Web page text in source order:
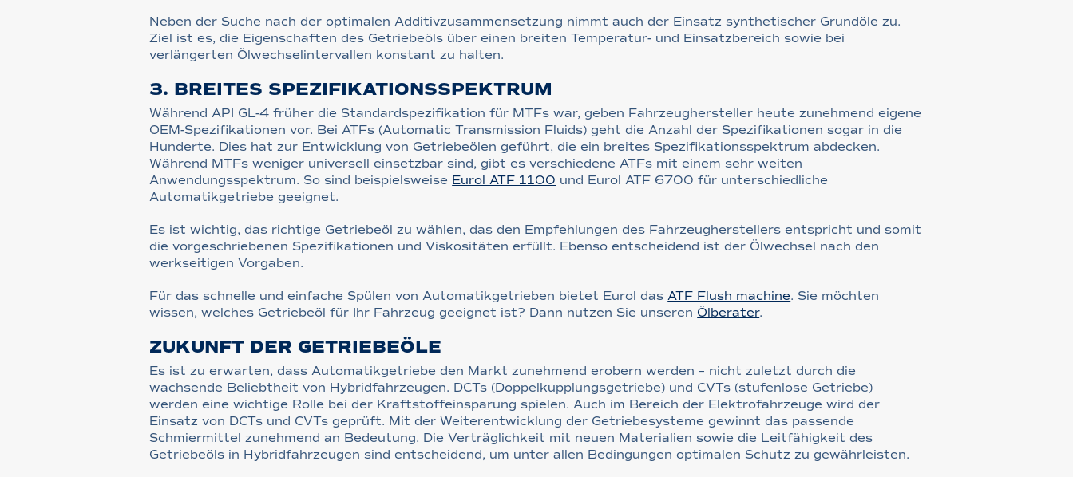
Neben der Suche nach der optimalen Additivzusammensetzung nimmt auch der Einsatz synthetischer Grundöle zu.
Ziel ist es, die Eigenschaften des Getriebeöls über einen breiten Temperatur- und Einsatzbereich sowie bei
verlängerten Ölwechselintervallen konstant zu halten.
3. BREITES SPEZIFIKATIONSSPEKTRUM
Während API GL-4 früher die Standardspezifikation für MTFs war, geben Fahrzeughersteller heute zunehmend eigene
OEM-Spezifikationen vor. Bei ATFs (Automatic Transmission Fluids) geht die Anzahl der Spezifikationen sogar in die
Hunderte. Dies hat zur Entwicklung von Getriebeölen geführt, die ein breites Spezifikationsspektrum abdecken.
Während MTFs weniger universell einsetzbar sind, gibt es verschiedene ATFs mit einem sehr weiten
Anwendungsspektrum. So sind beispielsweise Eurol ATF 1100 und Eurol ATF 6700 für unterschiedliche
Automatikgetriebe geeignet.
Es ist wichtig, das richtige Getriebeöl zu wählen, das den Empfehlungen des Fahrzeugherstellers entspricht und somit
die vorgeschriebenen Spezifikationen und Viskositäten erfüllt. Ebenso entscheidend ist der Ölwechsel nach den
werkseitigen Vorgaben.
Für das schnelle und einfache Spülen von Automatikgetrieben bietet Eurol dasATF Flush machine. Sie möchten
wissen, welches Getriebeöl für Ihr Fahrzeug geeignet ist? Dann nutzen Sie unseren Ölberater.
ZUKUNFT DER GETRIEBEÖLE
Es ist zu erwarten, dass Automatikgetriebe den Markt zunehmend erobern werden – nicht zuletzt durch die
wachsende Beliebtheit von Hybridfahrzeugen. DCTs (Doppelkupplungsgetriebe) und CVTs (stufenlose Getriebe)
werden eine wichtige Rolle bei der Kraftstoffeinsparung spielen. Auch im Bereich der Elektrofahrzeuge wird der
Einsatz von DCTs und CVTs geprüft. Mit der Weiterentwicklung der Getriebesysteme gewinnt das passende
Schmiermittel zunehmend an Bedeutung. Die Verträglichkeit mit neuen Materialien sowie die Leitfähigkeit des
Getriebeöls in Hybridfahrzeugen sind entscheidend, um unter allen Bedingungen optimalen Schutz zu gewährleisten.